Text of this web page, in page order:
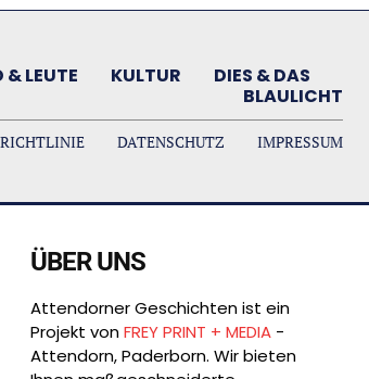
& LEUTE KULTUR
DIES & DAS
BLAULICHT
DATENSCHUTZ IMPRESSUM
ÜBER UNS
Attendorner Geschichten ist ein
Projekt vonFREY PRINT + MEDIA -
Attendorn, Paderborn. Wir bieten